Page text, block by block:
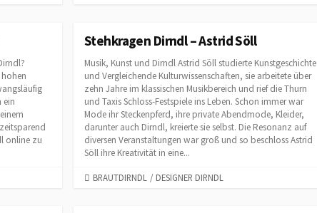
E
O
R
I
E
ein
online zu
Stehkragen Dirndl – Astrid Söll
Musik, Kunst und Dirndl Astrid Söll studierte Kunstgeschichte
und Vergleichende Kulturwissenschaften, sie arbeitete über
zehn Jahre im klassischen Musikbereich und rief die Thurn
und Taxis Schloss-Festspiele ins Leben. Schon immer war
Mode ihr Steckenpferd, ihre private Abendmode, Kleider,
darunter auch Dirndl, kreierte sie selbst. Die Resonanz auf
diversen Veranstaltungen war groß und so beschloss Astrid
Söll ihre Kreativität in eine...
CBRAUTDIRNDL / DESIGNER DIRNDL